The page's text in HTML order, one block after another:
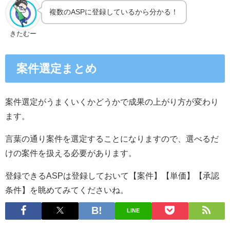
きたむー
複数のASPに登録しているから分かる！
案件選定まとめ
案件選定がうまくいくかどうかで成果の上がり方が変わり
ます。
言葉の通り案件を選定することになりますので、選べるだ
けの案件を扱える必要があります。
登録できるASPは登録しておいて【案件】【単価】【承認
条件】を眺めてみてくださいね。
LINE